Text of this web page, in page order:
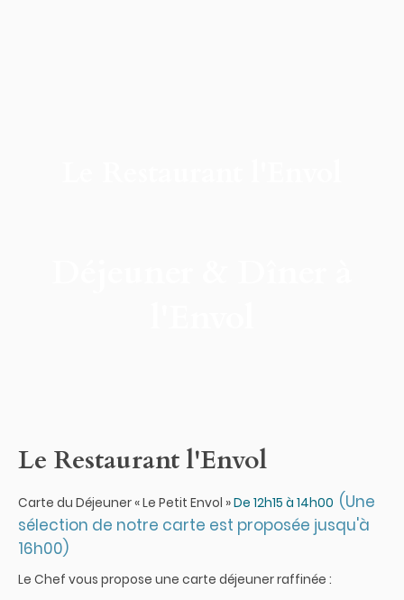
Le Restaurant l'Envol
Carte du Déjeuner « Le Petit Envol »De 12h15 à 14h00 (Une
sélection de notre carte est proposée jusqu'à
16h00)
Le Chef vous propose une carte déjeuner raffinée :